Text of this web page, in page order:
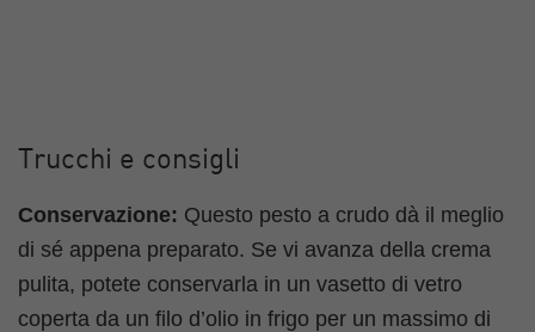
Trucchi e consigli
Conservazione: Questo pesto a crudo dà il meglio
di sé appena preparato. Se vi avanza della crema
pulita, potete conservarla in un vasetto di vetro
coperta da un filo d’olio in frigo per un massimo di